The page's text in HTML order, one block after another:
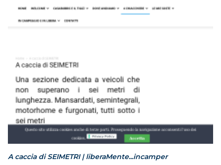
A caccia di SEIMETRI | liberaMente...incamper